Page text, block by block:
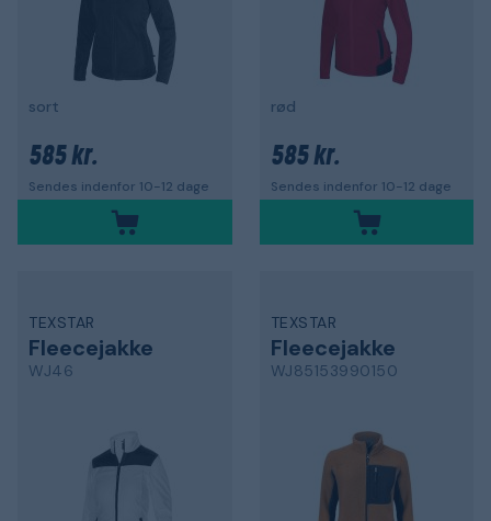
sort
585 kr.
Sendes indenfor 10-12 dage
rød
585 kr.
Sendes indenfor 10-12 dage
TEXSTAR
Fleecejakke
WJ46
TEXSTAR
Fleecejakke
WJ85153990150